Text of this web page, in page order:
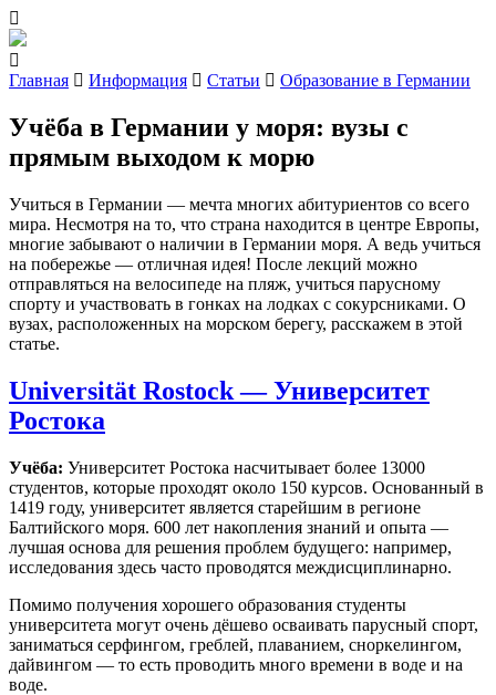
Главная Информация Статьи Образование в Германии
Учёба в Германии у моря: вузы с
прямым выходом к морю
Учиться в Германии — мечта многих абитуриентов со всего
мира. Несмотря на то, что страна находится в центре Европы,
многие забывают о наличии в Германии моря. А ведь учиться
на побережье — отличная идея! После лекций можно
отправляться на велосипеде на пляж, учиться парусному
спорту и участвовать в гонках на лодках с сокурсниками. О
вузах, расположенных на морском берегу, расскажем в этой
статье.
Universität Rostock — Университет
Ростока
Учёба: Университет Ростока насчитывает более 13000
студентов, которые проходят около 150 курсов. Основанный в
1419 году, университет является старейшим в регионе
Балтийского моря. 600 лет накопления знаний и опыта —
лучшая основа для решения проблем будущего: например,
исследования здесь часто проводятся междисциплинарно.
Помимо получения хорошего образования студенты
университета могут очень дёшево осваивать парусный спорт,
заниматься серфингом, греблей, плаванием, сноркелингом,
дайвингом — то есть проводить много времени в воде и на
воде.